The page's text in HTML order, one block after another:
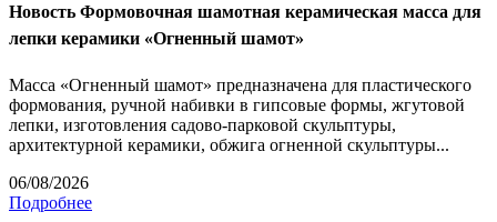
Новость Формовочная шамотная керамическая масса для
лепки керамики «Огненный шамот»
Масса «Огненный шамот» предназначена для пластического
формования, ручной набивки в гипсовые формы, жгутовой
лепки, изготовления садово-парковой скульптуры,
архитектурной керамики, обжига огненной скульптуры...
06/08/2026
Подробнее